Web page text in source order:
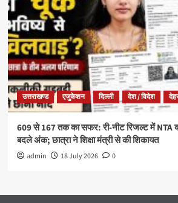
उत्तराखण्ड एजुकेशन दिल्ली देश / विदेश
609 से 167 तक का सफर: री-नीट रिजल्ट में NTA
बदले अंक; छात्रा ने शिक्षा मंत्री से की शिकायत
admin 18 July 2026 0